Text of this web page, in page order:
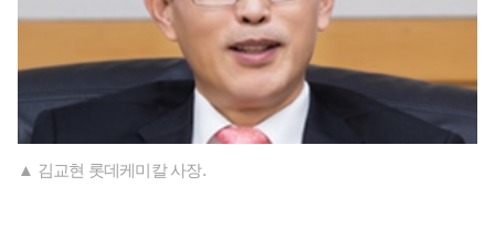
▲ 김교현 롯데케미칼 사장.